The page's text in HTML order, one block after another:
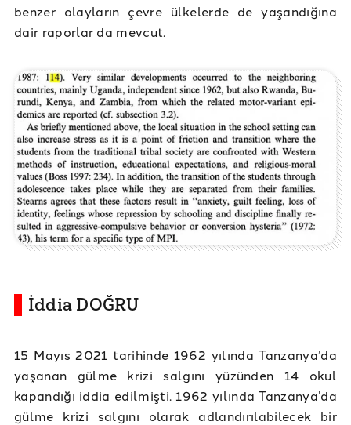
benzer olayların çevre ülkelerde de yaşandığına
dair raporlar da mevcut.
İddia DOĞRU
15 Mayıs 2021 tarihinde 1962 yılında Tanzanya’da
yaşanan gülme krizi salgını yüzünden 14 okul
kapandığı iddia edilmişti. 1962 yılında Tanzanya’da
gülme krizi salgını olarak adlandırılabilecek bir